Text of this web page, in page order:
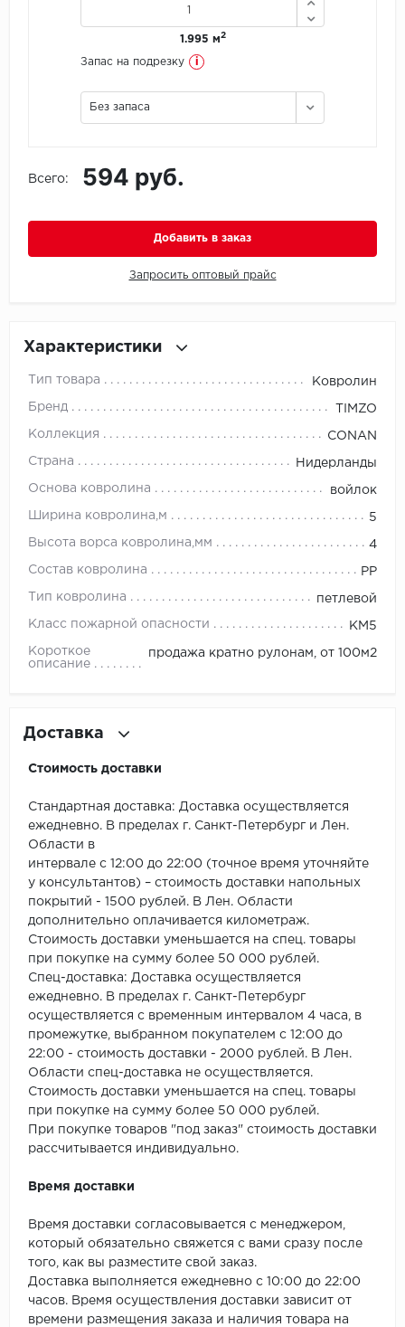
Icon Floor
Jinan PDM
Made in Belgium
Millenium
Moduleo
Natisston
Pergo
Smartprofile
SPC
SPC Alta Step
SPC Betta
SPC Ideal Flooring
SPC Kronostep
TANTO
1.995 м2
Запас на подрезку i
Без запаса
Всего: 594 руб.
Добавить в заказ
Запросить оптовый прайс
Характеристики
Тип товара Ковролин
Бренд TIMZO
Коллекция CONAN
Страна Нидерланды
Основа ковролина войлок
Ширина ковролина,м 5
Высота ворса ковролина,мм 4
Состав ковролина PP
Тип ковролина петлевой
Класс пожарной опасности КМ5
Короткое
описание
продажа кратно рулонам, от 100м2
Доставка
Стоимость доставки
Стандартная доставка: Доставка осуществляется
ежедневно. В пределах г. Санкт-Петербург и Лен.
Области в
интервале с 12:00 до 22:00 (точное время уточняйте
у консультантов) – стоимость доставки напольных
покрытий - 1500 рублей. В Лен. Области
дополнительно оплачивается километраж.
Стоимость доставки уменьшается на спец. товары
при покупке на сумму более 50 000 рублей.
Спец-доставка: Доставка осуществляется
ежедневно. В пределах г. Санкт-Петербург
осуществляется с временным интервалом 4 часа, в
промежутке, выбранном покупателем с 12:00 до
22:00 - стоимость доставки - 2000 рублей. В Лен.
Области спец-доставка не осуществляется.
Стоимость доставки уменьшается на спец. товары
при покупке на сумму более 50 000 рублей.
При покупке товаров "под заказ" стоимость доставки
рассчитывается индивидуально.
Время доставки
Время доставки согласовывается с менеджером,
который обязательно свяжется с вами сразу после
того, как вы разместите свой заказ.
Доставка выполняется ежедневно с 10:00 до 22:00
часов. Время осуществления доставки зависит от
времени размещения заказа и наличия товара на